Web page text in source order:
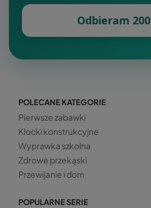
Odbieram
POLECANE KATEGORIE
Pierwsze zabawki
Klocki konstrukcyjne
Wyprawka szkolna
Zdrowe przekąski
Przewijanie i dom
POPULARNE SERIE